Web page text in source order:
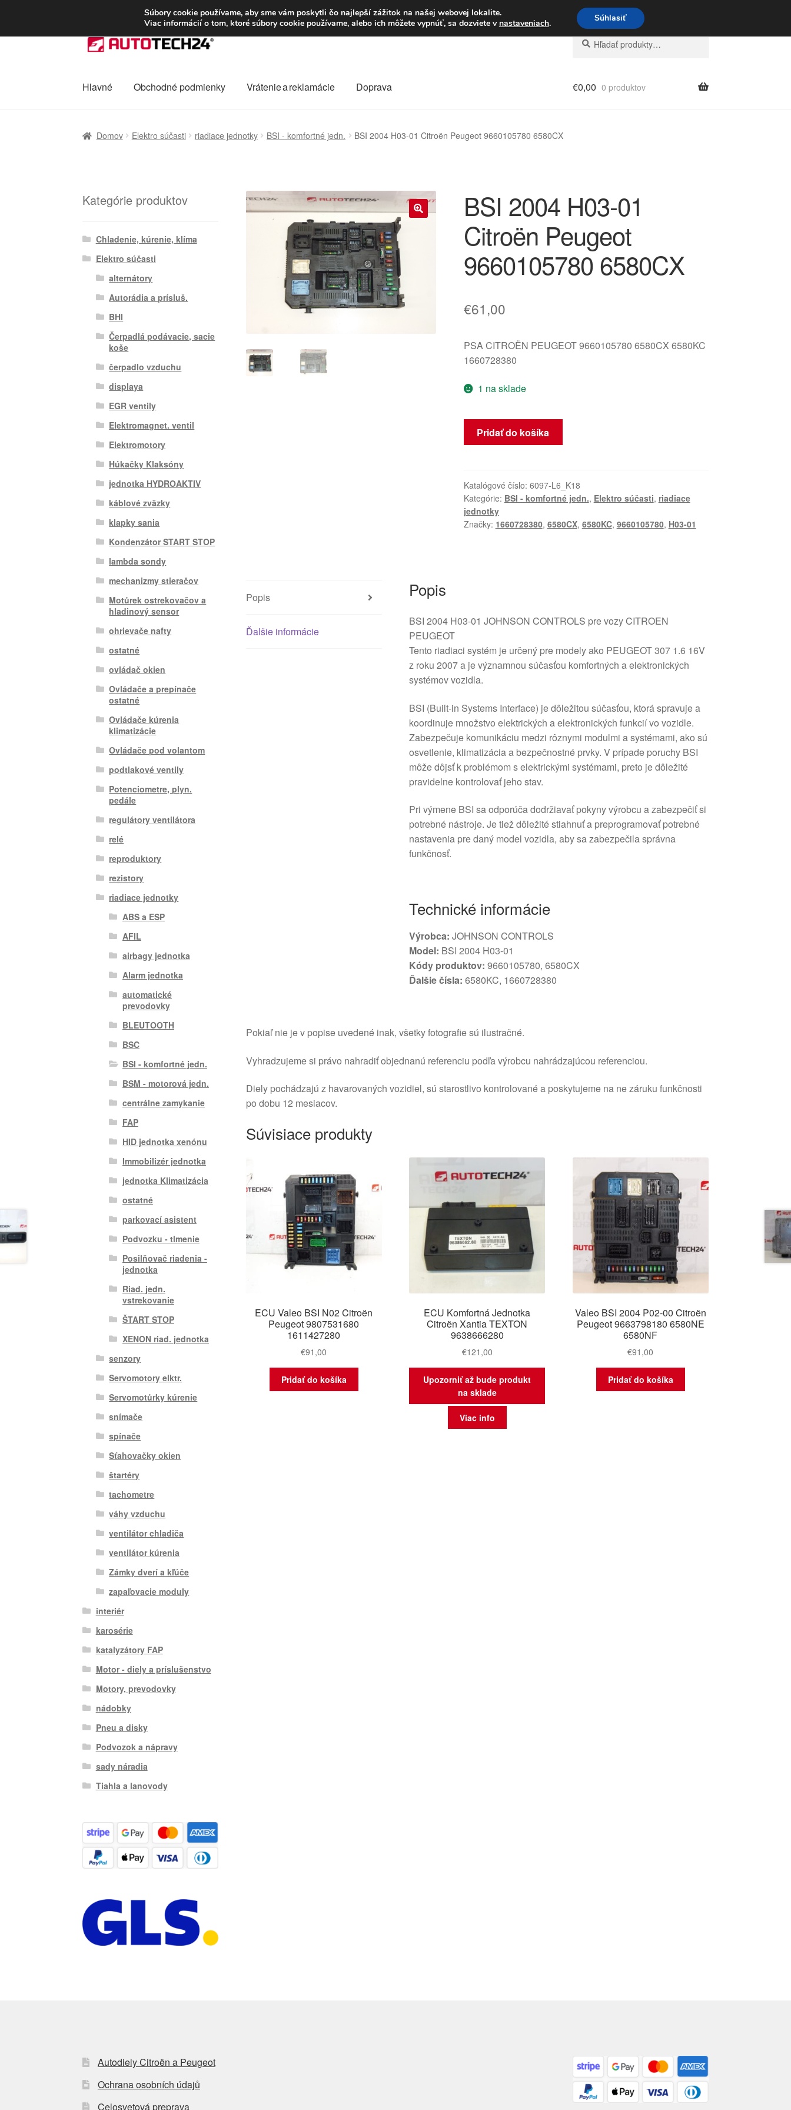
DOPRAVA od 6 EUR Po–Pi 09:00–16:00 233 221 276
Preskočiť
na
Preskočiť
na
Hľadať:
Vyhľadávanie
Hlavné Obchodné podmienky Vrátenie a reklamácie Doprava €0,00 0 produktov
Domov Elektro súčasti riadiace jednotky BSI - komfortné jedn. BSI 2004 H03-01 Citroën Peugeot 9660105780 6580CX
BSI 2004 H03-01
Citroën Peugeot
9660105780 6580CX
€61,00
PSA CITROËN PEUGEOT 9660105780 6580CX 6580KC
1660728380
1 na sklade
množstvo
BSI
01
Citroën
Peugeot
9660105780
Pridať do košíka
Katalógové číslo: 6097-L6_K18
Kategórie: BSI - komfortné jedn., Elektro súčasti, riadiace
jednotky
Značky: 1660728380, 6580CX, 6580KC, 9660105780, H03-01
Popis
Ďalšie informácie
Popis
BSI 2004 H03-01 JOHNSON CONTROLS pre vozy CITROEN
PEUGEOT
Tento riadiaci systém je určený pre modely ako PEUGEOT 307 1.6 16V
z roku 2007 a je významnou súčasťou komfortných a elektronických
systémov vozidla.
BSI (Built-in Systems Interface) je dôležitou súčasťou, ktorá spravuje a
koordinuje množstvo elektrických a elektronických funkcií vo vozidle.
Zabezpečuje komunikáciu medzi rôznymi modulmi a systémami, ako sú
osvetlenie, klimatizácia a bezpečnostné prvky. V prípade poruchy BSI
môže dôjsť k problémom s elektrickými systémami, preto je dôležité
pravidelne kontrolovať jeho stav.
Pri výmene BSI sa odporúča dodržiavať pokyny výrobcu a zabezpečiť si
potrebné nástroje. Je tiež dôležité stiahnuť a preprogramovať potrebné
nastavenia pre daný model vozidla, aby sa zabezpečila správna
funkčnosť.
Technické informácie
Výrobca: JOHNSON CONTROLS
Model: BSI 2004 H03-01
Kódy produktov: 9660105780, 6580CX
Ďalšie čísla: 6580KC, 1660728380
Pokiaľ nie je v popise uvedené inak, všetky fotografie sú ilustračné.
Vyhradzujeme si právo nahradiť objednanú referenciu podľa výrobcu nahrádzajúcou referenciou.
Diely pochádzajú z havarovaných vozidiel, sú starostlivo kontrolované a poskytujeme na ne záruku funkčnosti
po dobu 12 mesiacov.
Súvisiace produkty
ECU Valeo BSI N02 Citroën
Peugeot 9807531680
1611427280
€91,00
Pridať do košíka
ECU Komfortná Jednotka
Citroën Xantia TEXTON
9638666280
€121,00
Upozorniť až bude produkt
na sklade
Viac info
Valeo BSI 2004 P02-00 Citroën
Peugeot 9663798180 6580NE
6580NF
€91,00
Pridať do košíka
Kategórie produktov
Chladenie, kúrenie, klíma
Elektro súčasti
alternátory
Autorádia a prísluš.
BHI
Čerpadlá podávacie, sacie
koše
čerpadlo vzduchu
displaya
EGR ventily
Elektromagnet. ventil
Elektromotory
Húkačky Klaksóny
jednotka HYDROAKTIV
káblové zväzky
klapky sania
Kondenzátor START STOP
lambda sondy
mechanizmy stieračov
Motůrek ostrekovačov a
hladinový sensor
ohrievače nafty
ostatné
ovládač okien
Ovládače a prepínače
ostatné
Ovládače kúrenia
klimatizácie
Ovládače pod volantom
podtlakové ventily
Potenciometre, plyn.
pedále
regulátory ventilátora
relé
reproduktory
rezistory
riadiace jednotky
ABS a ESP
AFIL
airbagy jednotka
Alarm jednotka
automatické
prevodovky
BLEUTOOTH
BSC
BSI - komfortné jedn.
BSM - motorová jedn.
centrálne zamykanie
FAP
HID jednotka xenónu
Immobilizér jednotka
jednotka Klimatizácia
ostatné
parkovací asistent
Podvozku - tlmenie
Posilňovač riadenia -
jednotka
Riad. jedn.
vstrekovanie
ŠTART STOP
XENON riad. jednotka
senzory
Servomotory elktr.
Servomotůrky kúrenie
snímače
spínače
Sťahovačky okien
štartéry
tachometre
váhy vzduchu
ventilátor chladiča
ventilátor kúrenia
Zámky dverí a kľúče
zapaľovacie moduly
interiér
karosérie
katalyzátory FAP
Motor - diely a príslušenstvo
Motory, prevodovky
nádobky
Pneu a disky
Podvozok a nápravy
sady náradia
Tiahla a lanovody
Autodiely Citroën a Peugeot
Ochrana osobních údajů
Celosvetová preprava
Súbory cookie používame, aby sme vám poskytli čo najlepší zážitok na našej webovej lokalite.
Viac informácií o tom, ktoré súbory cookie používame, alebo ich môžete vypnúť, sa dozviete v nastaveniach. Súhlasiť